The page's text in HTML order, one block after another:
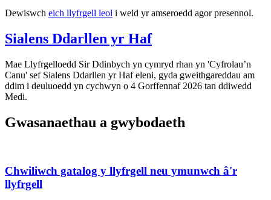
Dewiswch eich llyfrgell leol i weld yr amseroedd agor presennol.
Sialens Ddarllen yr Haf
Mae Llyfrgelloedd Sir Ddinbych yn cymryd rhan yn 'Cyfrolau’n
Canu' sef Sialens Ddarllen yr Haf eleni, gyda gweithgareddau am
ddim i deuluoedd yn cychwyn o 4 Gorffennaf 2026 tan ddiwedd
Medi.
Gwasanaethau a gwybodaeth
Chwiliwch gatalog y llyfrgell neu ymunwch â'r
llyfrgell